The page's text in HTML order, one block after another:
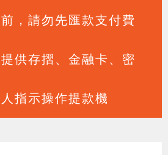
，請勿先匯款支付費
供存摺、金融卡、密
指示操作提款機